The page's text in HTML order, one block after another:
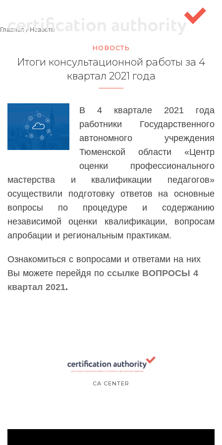
Главная / Новости
НОВОСТЬ
Итоги консультационной работы за 4
квартал 2021 года
В 4 квартале 2021 года
работники Государственного
автономного учреждения
Тюменской области «Центр
оценки профессионального
мастерства и квалификации педагогов»
осуществили подготовку ответов на основные
вопросы по процедуре и содержанию
независимой оценки квалификации, вопросам
апробации и региональным практикам.
Ознакомиться с вопросами и ответами на них
Вы можете перейдя по ссылке ВОПРОСЫ 4
квартал 2021.
CA CENTER